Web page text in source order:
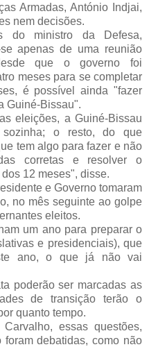
Armadas, António Indjai,
nem decisões.
do ministro da Defesa,
apenas de uma reunião
que o governo foi
meses para se completar
é possível ainda "fazer
Guiné-Bissau".
eleições, a Guiné-Bissau
o resto, do que
tem algo para fazer e não
corretas e resolver o
12 meses", disse.
e Governo tomaram
no mês seguinte ao golpe
eleitos.
um ano para preparar o
e presidenciais), que
ano, o que já não vai
poderão ser marcadas as
de transição terão o
quanto tempo.
essas questões,
debatidas, como não